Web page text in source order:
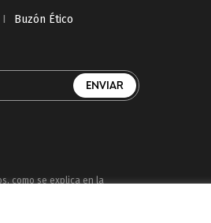
I
Buzón Ético
como se explica en la